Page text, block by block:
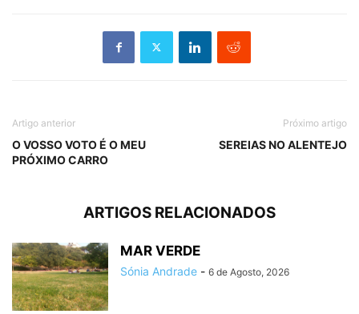
Artigo anterior
O VOSSO VOTO É O MEU
PRÓXIMO CARRO
Próximo artigo
SEREIAS NO ALENTEJO
ARTIGOS RELACIONADOS
MAR VERDE
Sónia Andrade - 6 de Agosto, 2026